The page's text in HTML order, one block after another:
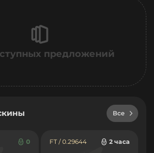
предложений
Все
0 FT / 0.29644 2 часа